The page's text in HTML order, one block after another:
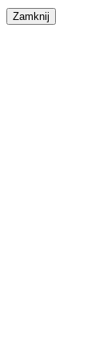
Zamknij